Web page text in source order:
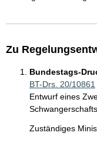
Zu
Bundestags-
BT-Drs. 20/10861
Entwurf eines
Zuständiges